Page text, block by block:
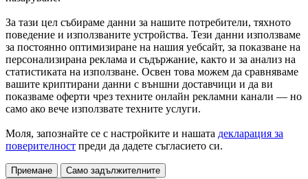
За тази цел събираме данни за нашите потребители, тяхното
поведение и използваните устройства. Тези данни използваме
за постоянно оптимизиране на нашия уебсайт, за показване на
персонализирана реклама и съдържание, както и за анализ на
статистиката на използване. Освен това можем да сравняваме
вашите криптирани данни с външни доставчици и да ви
показваме оферти чрез техните онлайн рекламни канали — но
само ако вече използвате техните услуги.
Моля, запознайте се с настройките и нашата декларация за
поверителност преди да дадете съгласието си.
Приемане
Само задължителните